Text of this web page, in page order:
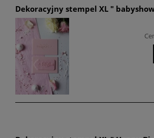
Dekoracyjny stempel XL "